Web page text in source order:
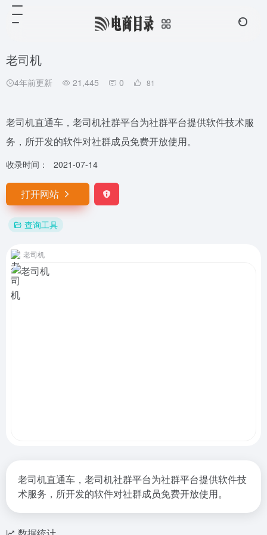
老司机
4年前更新 21,445 0 81
老司机直通车，老司机社群平台为社群平台提供软件技术服
务，所开发的软件对社群成员免费开放使用。
收录时间： 2021-07-14
打开网站
查询工具
老司机
老司机直通车，老司机社群平台为社群平台提供软件技
术服务，所开发的软件对社群成员免费开放使用。